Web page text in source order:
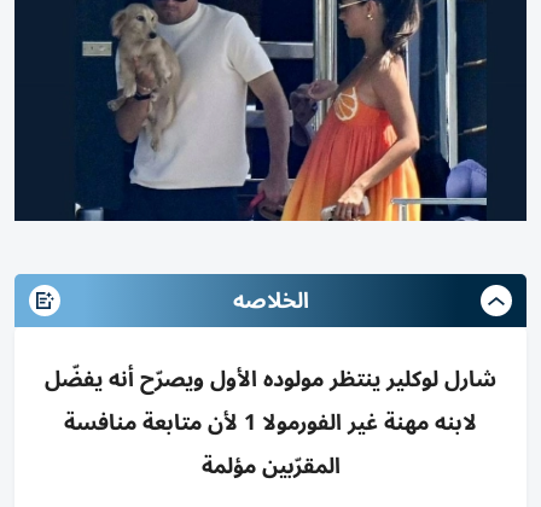
الخلاصه
شارل لوكلير ينتظر مولوده الأول ويصرّح أنه يفضّل
لابنه مهنة غير الفورمولا 1 لأن متابعة منافسة
المقرّبين مؤلمة